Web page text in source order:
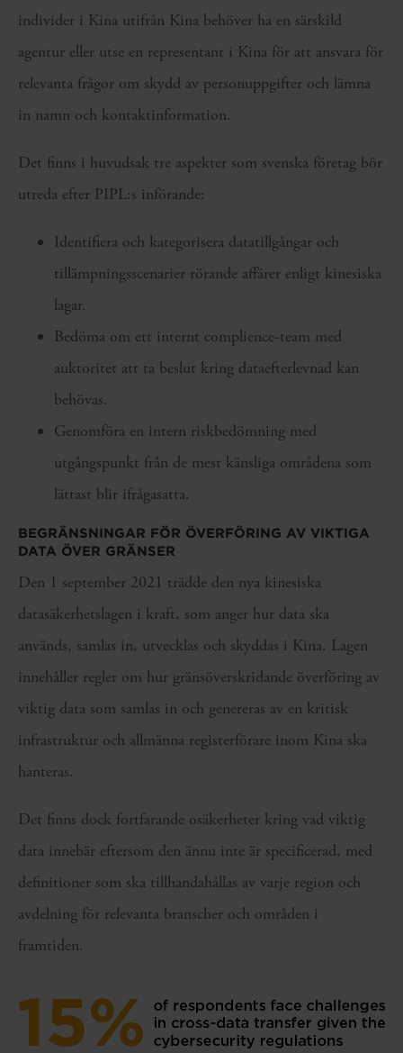
individer i Kina utifrån Kina behöver ha en särskild
agentur eller utse en representant i Kina för att ansvara för
relevanta frågor om skydd av personuppgifter och lämna
in namn och kontaktinformation.
Det finns i huvudsak tre aspekter som svenska företag bör
utreda efter PIPL:s införande:
Identifiera och kategorisera datatillgångar och
tillämpningsscenarier rörande affärer enligt kinesiska
lagar.
Bedöma om ett internt complience-team med
auktoritet att ta beslut kring dataefterlevnad kan
behövas.
Genomföra en intern riskbedömning med
utgångspunkt från de mest känsliga områdena som
lättast blir ifrågasatta.
BEGRÄNSNINGAR FÖR ÖVERFÖRING AV VIKTIGA
DATA ÖVER GRÄNSER
Den 1 september 2021 trädde den nya kinesiska
datasäkerhetslagen i kraft, som anger hur data ska
används, samlas in, utvecklas och skyddas i Kina. Lagen
innehåller regler om hur gränsöverskridande överföring av
viktig data som samlas in och genereras av en kritisk
infrastruktur och allmänna registerförare inom Kina ska
hanteras.
Det finns dock fortfarande osäkerheter kring vad viktig
data innebär eftersom den ännu inte är specificerad, med
definitioner som ska tillhandahållas av varje region och
avdelning för relevanta branscher och områden i
framtiden.